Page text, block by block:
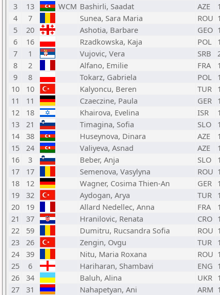
3
13 WCM Bashirli, Saadat AZE
4
7 Sunea, Sara Maria ROU
5
20 Ashotia, Barbare GEO
6
16 Rzadkowska, Kaja POL
7
1 Vujovic, Vera SRB
8
2 Alfano, Emilie FRA
9
8 Tokarz, Gabriela POL
10
10 Kalyoncu, Beren TUR
11
11 Czaeczine, Paula GER
12
18 Khairova, Evelina ISR
13
21 Timagina, Sofia SLO
14
38 Huseynova, Dinara AZE
15
24 Valiyeva, Asnad AZE
16
3 Beber, Anja SLO
17
17 Semenova, Vasylyna ROU
18
12 Wagner, Cosima Thien-An GER
19
32 Aydogan, Arya TUR
20
19 Allard Nedellec, Anna FRA
21
37 Hranilovic, Renata CRO
22
59 Dumitru, Rucsandra Sofia ROU
23
26 Zengin, Ovgu TUR
24
39 Nitu, Maria Roxana ROU
25
6 Hariharan, Shambavi ENG
26
34 Baluh, Alina UKR
27
31 Nahapetyan, Ani ARM